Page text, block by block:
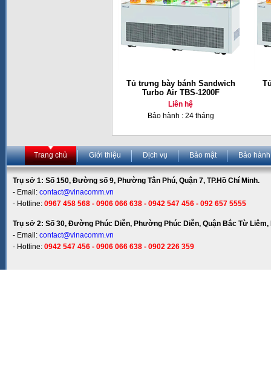
Tủ trưng bày bánh Sandwich
Turbo Air TBS-1200F
Liên hệ
Bảo hành : 24 tháng
Trang chủ Giới thiệu Dịch vụ Bảo mật Bảo hành
Trụ sở 1: Số 150, Đường số 9, Phường Tân Phú, Quận 7, TP.Hồ Chí Minh.
- Email: contact@vinacomm.vn
- Hotline: 0967 458 568 - 0906 066 638 - 0942 547 456 - 092 657 5555
Trụ sở 2: Số 30, Đường Phúc Diễn, Phường Phúc Diễn, Quận Bắc Từ Liêm,
- Email: contact@vinacomm.vn
- Hotline: 0942 547 456 - 0906 066 638 - 0902 226 359